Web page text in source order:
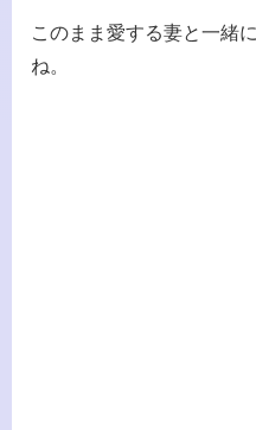
このまま愛する妻と一緒
ね。